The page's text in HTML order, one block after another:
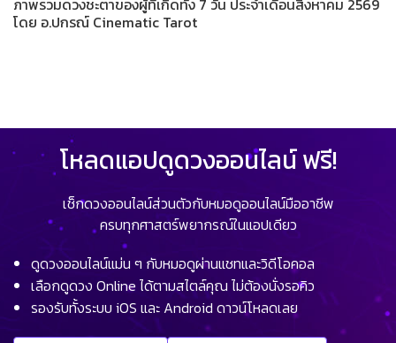
ภาพรวมดวงชะตาของผู้ที่เกิดทั้ง 7 วัน ประจำเดือนสิงหาคม 2569
โดย อ.ปกรณ์ Cinematic Tarot
โหลดแอปดูดวงออนไลน์ ฟรี!
เช็กดวงออนไลน์ส่วนตัวกับหมอดูออนไลน์มืออาชีพ
ครบทุกศาสตร์พยากรณ์ในแอปเดียว
ดูดวงออนไลน์แม่น ๆ กับหมอดูผ่านแชทและวิดีโอคอล
เลือกดูดวง Online ได้ตามสไตล์คุณ ไม่ต้องนั่งรอคิว
รองรับทั้งระบบ iOS และ Android ดาวน์โหลดเลย